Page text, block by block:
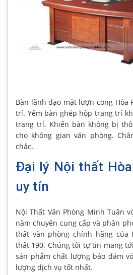
Bàn lãnh đạo mặt lượn cong Hòa
trí. Yếm bàn ghép hộp trang trí
trang trí. Khiến bàn không bị
cho không gian văn phòng.
chắc.
Đại lý Nội thất
uy tín
Nội Thất Văn Phòng Minh Tuân
năm chuyên cung cấp và phân
thất văn phòng chính hãng của
thất 190. Chúng tôi tự tin mang
sản phẩm chất lượng bảo đảm
lượng dịch vụ tốt nhất.